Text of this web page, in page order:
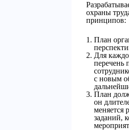
охраны
принципов:
План
Для
перечень
с новым
План
он
меняется
заданий,